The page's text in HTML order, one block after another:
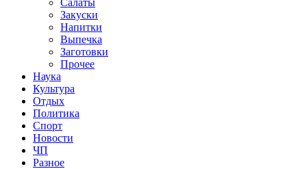
Салаты
Закуски
Напитки
Выпечка
Заготовки
Прочее
Наука
Культура
Отдых
Политика
Спорт
Новости
ЧП
Разное